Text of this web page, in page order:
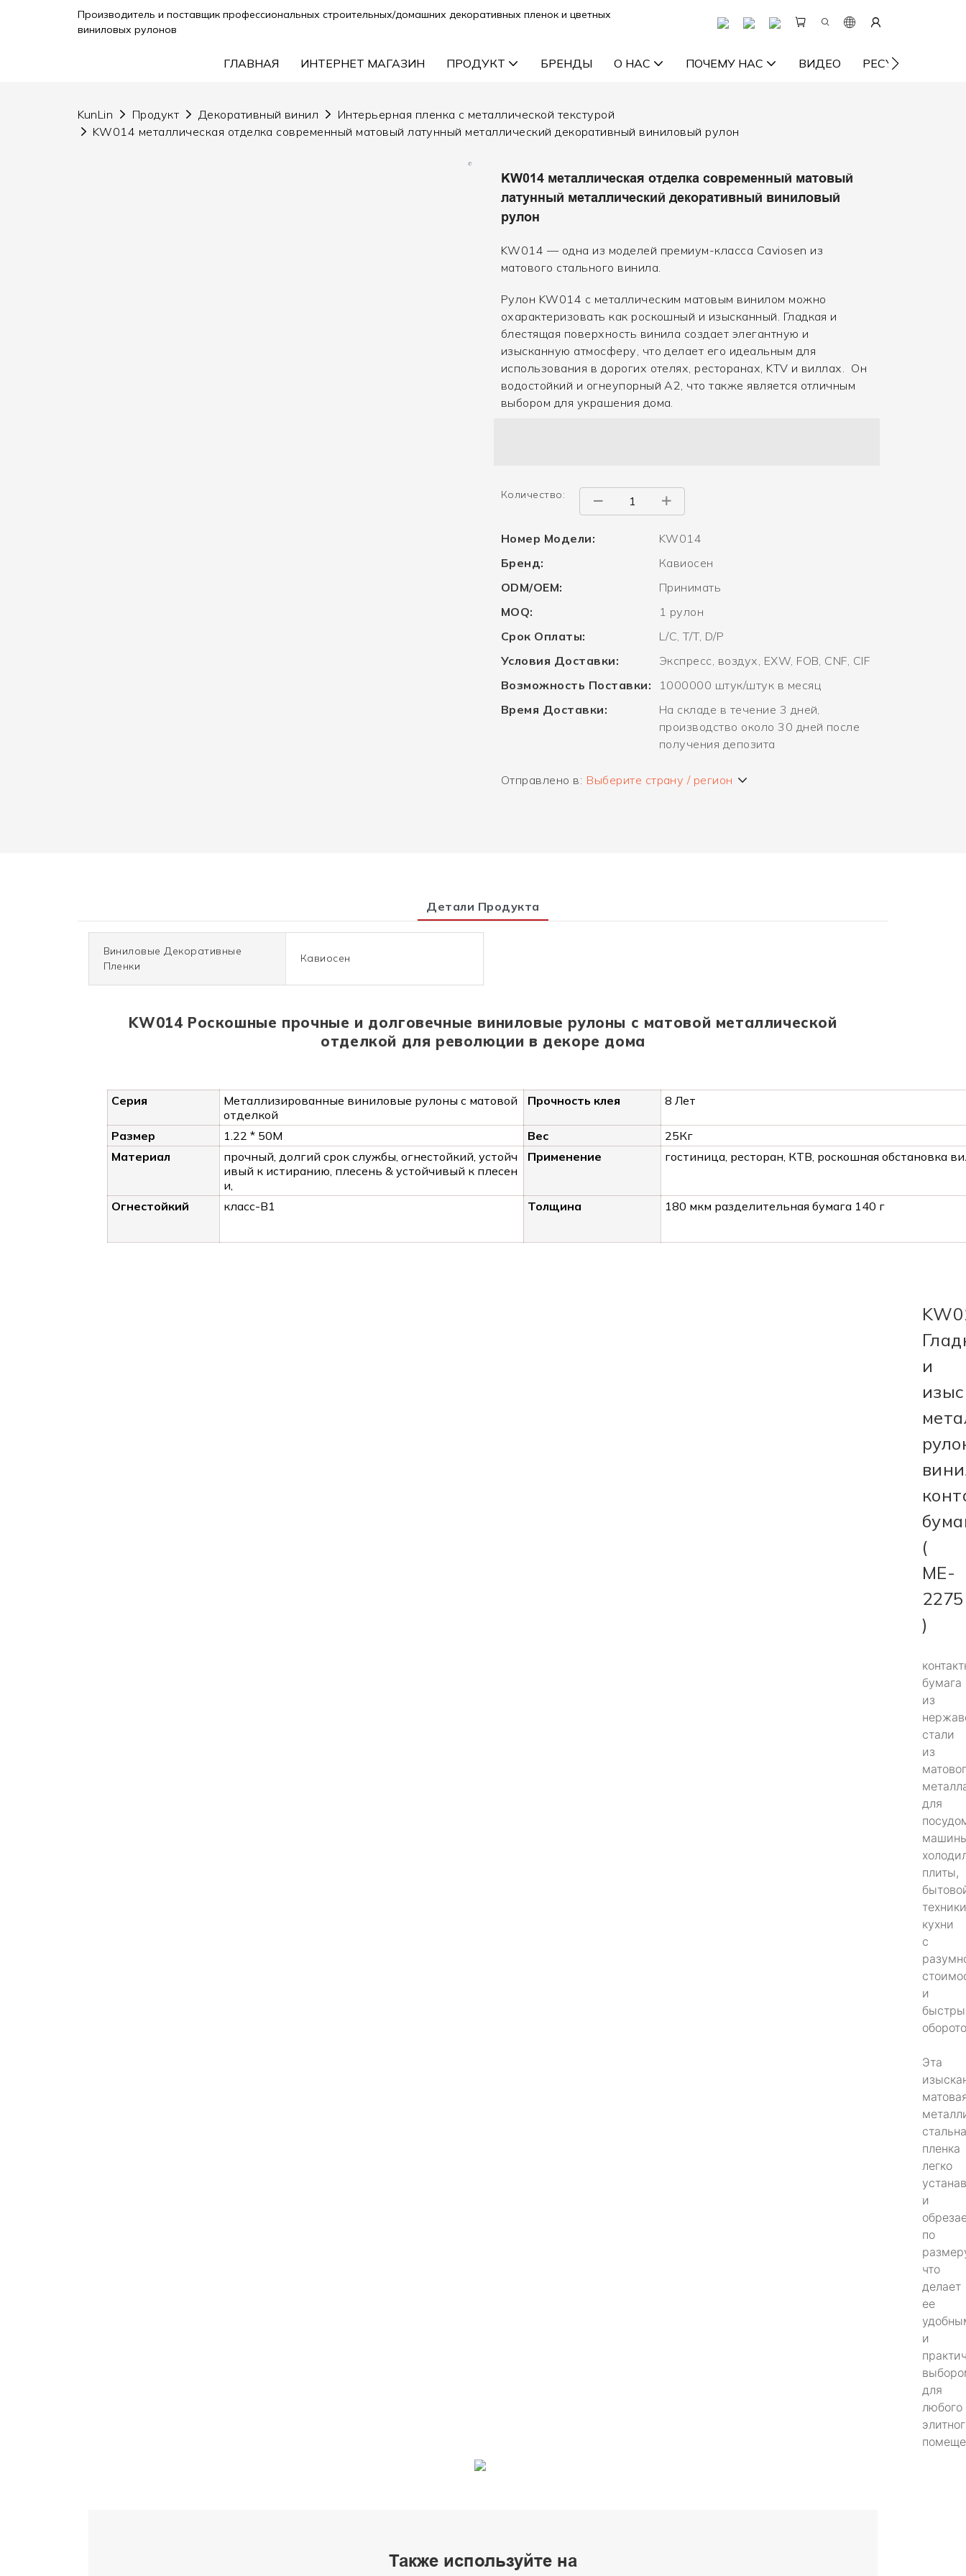
Производитель и поставщик профессиональных строительных/домашних декоративных пленок и цветных
виниловых рулонов
ГЛАВНАЯ ИНТЕРНЕТ МАГАЗИН ПРОДУКТ БРЕНДЫ О НАС ПОЧЕМУ НАС ВИДЕО РЕСУРС
KunLin Продукт Декоративный винил
Интерьерная пленка с металлической текстурой
KW014 металлическая отделка современный матовый латунный металлический декоративный виниловый рулон
KW014 металлическая отделка современный матовый
латунный металлический декоративный виниловый
рулон
KW014 — одна из моделей премиум-класса Caviosen из
матового стального винила.
Рулон KW014 с металлическим матовым винилом можно
охарактеризовать как роскошный и изысканный. Гладкая и
блестящая поверхность винила создает элегантную и
изысканную атмосферу, что делает его идеальным для
использования в дорогих отелях, ресторанах, KTV и виллах. Он
водостойкий и огнеупорный A2, что также является отличным
выбором для украшения дома.
Количество:
Номер Модели:
KW014
Бренд:
Кавиосен
ODM/OEM:
Принимать
MOQ:
1 рулон
Срок Оплаты:
L/C, T/T, D/P
Условия Доставки:
Экспресс, воздух, EXW, FOB, CNF, CIF
Возможность Поставки:
1000000 штук/штук в месяц
Время Доставки:
На складе в течение 3 дней,
производство около 30 дней после
получения депозита
Отправлено в: Выберите страну / регион
Детали Продукта
Виниловые Декоративные
Пленки
Кавиосен
KW014 Роскошные прочные и долговечные виниловые рулоны с матовой металлической
отделкой для революции в декоре дома
Серия
Металлизированные виниловые рулоны с матовой
отделкой
Прочность клея 8 Лет
Размер 1.22 * 50M Вес
25Кг
Материал
прочный, долгий срок службы, огнестойкий, устойч
ивый к истиранию, плесень & устойчивый к плесен
и,
Применение гостиница, ресторан, КТВ, роскошная обстановка
Огнестойкий класс-В1 Толщина 180 мкм разделительная бумага 140 г
и
(
ME-
2275
)
бумага
из
стали
из
для
плиты,
кухни
с
и
Эта
пленка
легко
и
по
что
делает
ее
и
для
любого
Также используйте на